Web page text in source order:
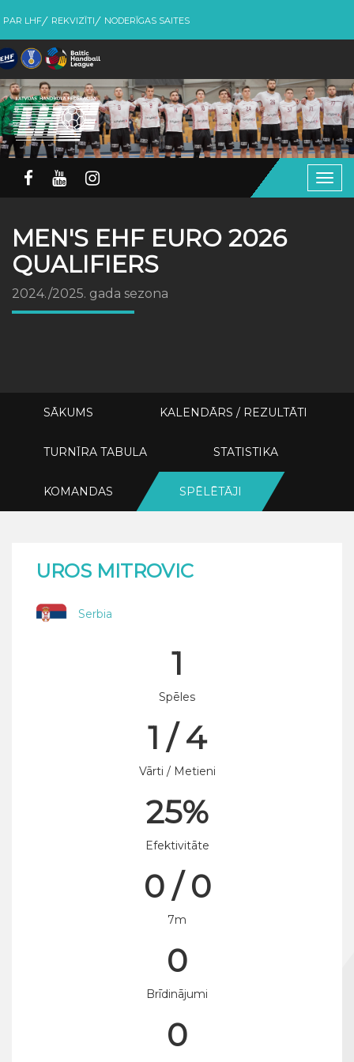
PAR LHF REKVIZĪTI NODERĪGAS SAITES
MEN'S EHF EURO 2026
QUALIFIERS
2024./2025. gada sezona
SĀKUMS KALENDĀRS / REZULTĀTI
TURNĪRA TABULA STATISTIKA
KOMANDAS SPĒLĒTĀJI
UROS MITROVIC
Serbia
1
Spēles
1 / 4
Vārti / Metieni
25%
Efektivitāte
0 / 0
7m
0
Brīdinājumi
0